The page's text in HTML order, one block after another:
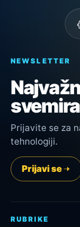
NEWSLETTER
Prijavite se za
tehnologiji.
Prijavi se
RUBRIKE